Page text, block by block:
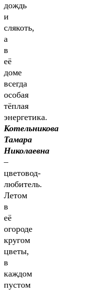
дождь
и
слякоть,
а
в
её
доме
всегда
особая
тёплая
энергетика.
Котельникова
Тамара
Николаевна
–
цветовод-
любитель.
Летом
в
её
огороде
кругом
цветы,
в
каждом
пустом